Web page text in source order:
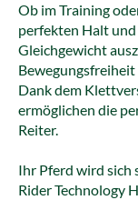
Ob im Training
perfekten Halt
Gleichgewicht
Dank dem
ermöglichen die
Reiter.
Ihr Pferd wird sich
Rider Technology